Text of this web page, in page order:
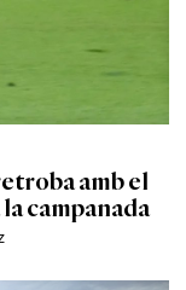
amb el
campanada